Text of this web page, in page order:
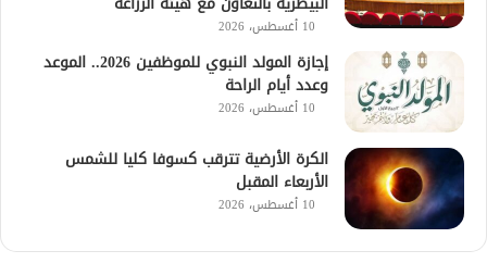
10 أغسطس، 2026
إجازة المولد النبوي للموظفين 2026.. الموعد
وعدد أيام الراحة
10 أغسطس، 2026
الكرة الأرضية تترقب كسوفا كليا للشمس
الأربعاء المقبل
10 أغسطس، 2026